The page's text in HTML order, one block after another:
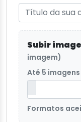
Subir
imagem)
Até 5 imagens
Formatos